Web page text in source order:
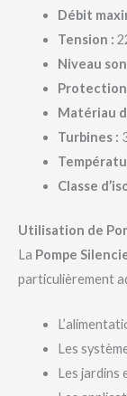
Débit
Tension :
Niveau
Matériau
Turbines :
Classe
Utilisation de
La Pompe
particulièrement
Les
Les jardins